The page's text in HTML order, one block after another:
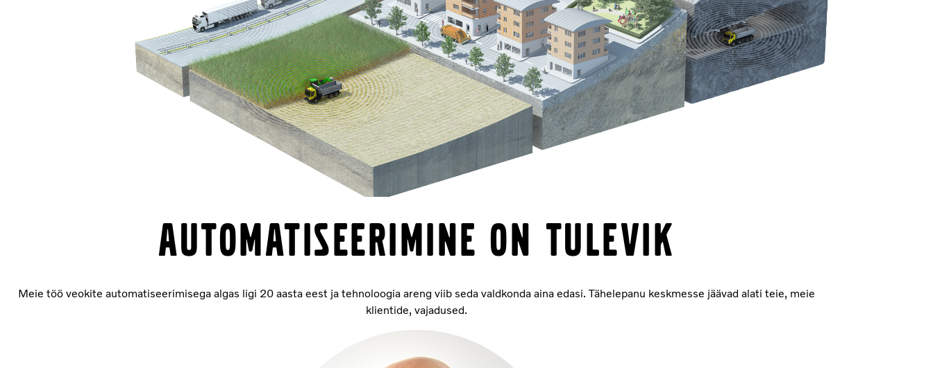
AUTOMATISEERIMINE ON TULEVIK
Meie töö veokite automatiseerimisega algas ligi 20 aasta eest ja tehnoloogia areng viib seda valdkonda aina edasi. Tähelepanu keskmesse jäävad alati teie, meie
klientide, vajadused.